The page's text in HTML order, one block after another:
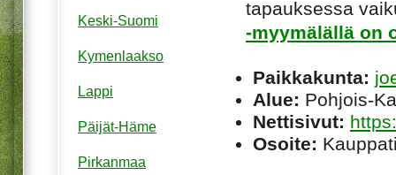
tapauksessa
-myymälällä on
Paikkakunta:
Alue: Pohjois-
Nettisivut:
Osoite:
Keski-Suomi
Kymenlaakso
Lappi
Päijät-Häme
Pirkanmaa